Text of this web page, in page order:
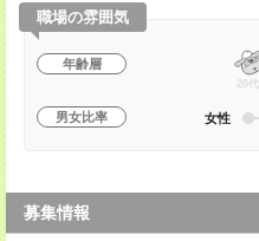
職場の雰囲気
年齢層
20代
男女比率 女性
募集情報